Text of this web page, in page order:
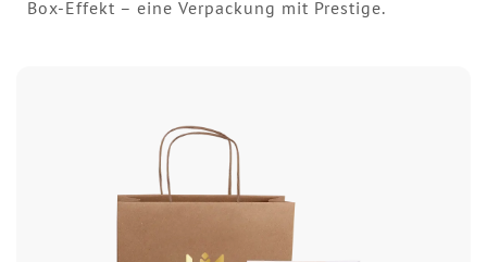
Box-Effekt – eine Verpackung mit Prestige.